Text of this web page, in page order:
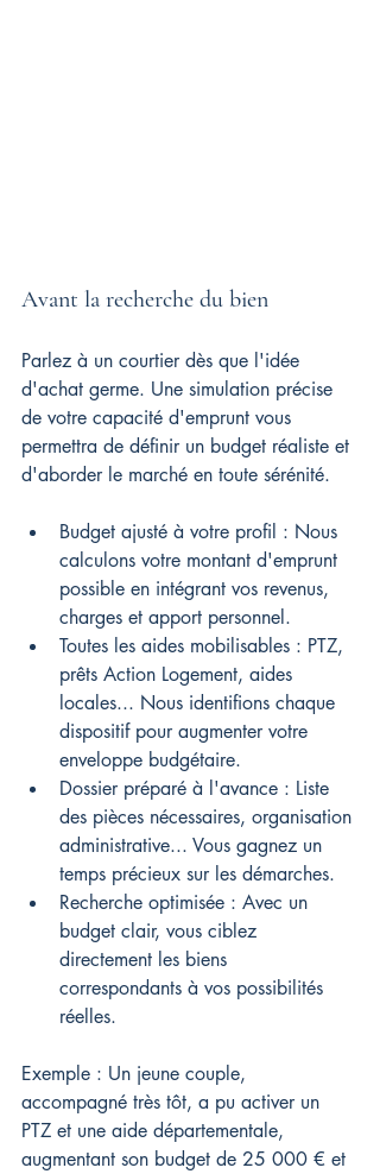
Avant la recherche du bien
Parlez à un courtier dès que l'idée
d'achat germe. Une simulation précise
de votre capacité d'emprunt vous
permettra de définir un budget réaliste et
d'aborder le marché en toute sérénité.
Budget ajusté à votre profil : Nous
calculons votre montant d'emprunt
possible en intégrant vos revenus,
charges et apport personnel.
Toutes les aides mobilisables : PTZ,
prêts Action Logement, aides
locales... Nous identifions chaque
dispositif pour augmenter votre
enveloppe budgétaire.
Dossier préparé à l'avance : Liste
des pièces nécessaires, organisation
administrative... Vous gagnez un
temps précieux sur les démarches.
Recherche optimisée : Avec un
budget clair, vous ciblez
directement les biens
correspondants à vos possibilités
réelles.
Exemple : Un jeune couple,
accompagné très tôt, a pu activer un
PTZ et une aide départementale,
augmentant son budget de 25 000 € et